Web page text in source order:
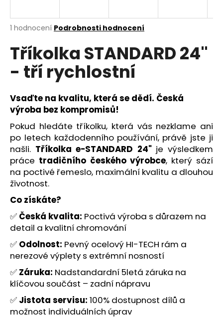
Průměrné
produktu
z
hvězdiček.
1 hodnocení Podrobnosti hodnocení
Tříkolka STANDARD 24"
- tří rychlostní
Vsaďte na kvalitu, která se dědí. Česká
výroba bez kompromisů!
Pokud hledáte tříkolku, která vás nezklame ani
po letech každodenního používání, právě jste ji
našli. Tříkolka e-STANDARD 24"je výsledkem
práce tradičního českého výrobce, který sází
na poctivé řemeslo, maximální kvalitu a dlouhou
životnost.
Co získáte?
✅ Česká kvalita: Poctivá výroba s důrazem na
detail a kvalitní chromování
✅ Odolnost: Pevný ocelový HI-TECH rám a
nerezové výplety s extrémní nosností
✅ Záruka: Nadstandardní 5letá záruka na
klíčovou součást – zadní nápravu
✅ Jistota servisu: 100% dostupnost dílů a
možnost individuálních úprav
j
t
?
HLEDAT
D
o
p
r
u
č
j
e
m
e